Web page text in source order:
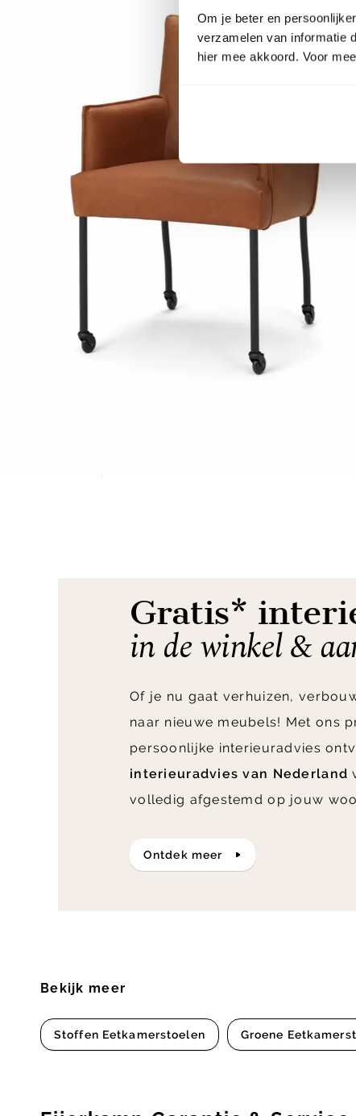
Om je beter en
verzamelen van informatie
hier mee akkoord. Voor
Gratis*
in de winkel &
Of je nu gaat verhuizen,
naar nieuwe meubels! Met ons
persoonlijke interieuradvies
interieuradvies van Nederland
volledig afgestemd op jouw
ontdek meer
Bekijk meer
Stoffen Eetkamerstoelen Groene